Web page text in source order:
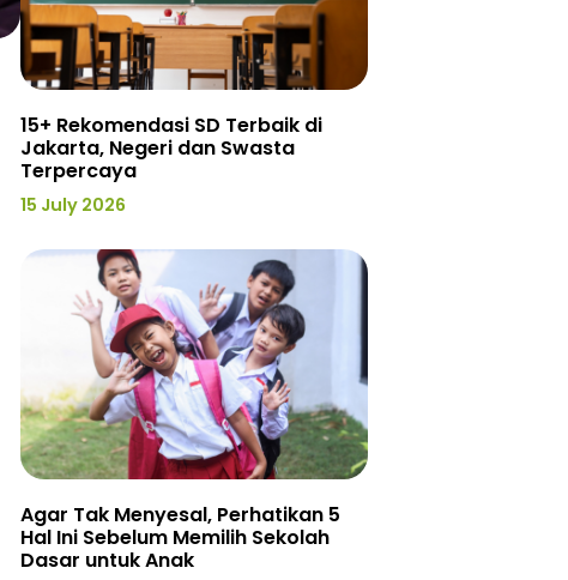
15+ Rekomendasi SD Terbaik di
Jakarta, Negeri dan Swasta
Terpercaya
15 July 2026
Agar Tak Menyesal, Perhatikan 5
Hal Ini Sebelum Memilih Sekolah
Dasar untuk Anak